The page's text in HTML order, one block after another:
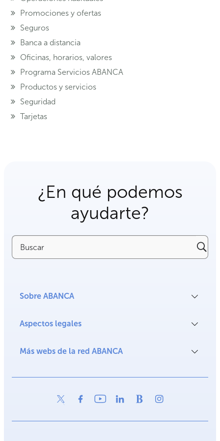
Promociones y ofertas
Seguros
Banca a distancia
Oficinas, horarios, valores
Programa Servicios ABANCA
Productos y servicios
Seguridad
Tarjetas
¿En qué podemos
ayudarte?
Buscar
Sobre ABANCA
Aspectos legales
Más webs de la red ABANCA